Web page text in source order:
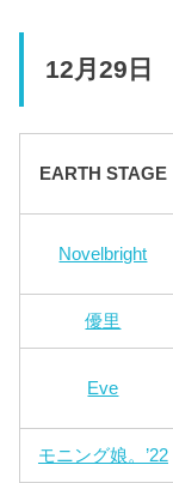
12月29日
EARTH STAGE
Novelbright
優里
Eve
モニング娘。’22